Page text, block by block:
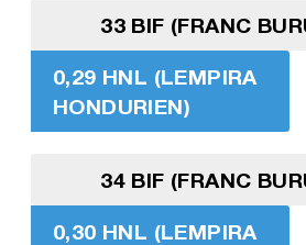
33 BIF (FRANC
0,29 HNL (LEMPIRA
HONDURIEN)
34 BIF (FRANC
0,30 HNL (LEMPIRA